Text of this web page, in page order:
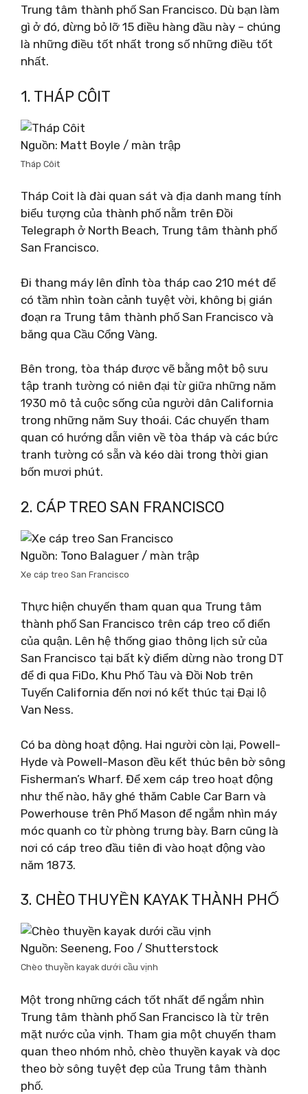
Trung tâm thành phố San Francisco. Dù bạn làm
gì ở đó, đừng bỏ lỡ 15 điều hàng đầu này – chúng
là những điều tốt nhất trong số những điều tốt
nhất.
1. THÁP CÔIT
Nguồn: Matt Boyle / màn trập
Tháp Côit
Tháp Coit là đài quan sát và địa danh mang tính
biểu tượng của thành phố nằm trên Đồi
Telegraph ở North Beach, Trung tâm thành phố
San Francisco.
Đi thang máy lên đỉnh tòa tháp cao 210 mét để
có tầm nhìn toàn cảnh tuyệt vời, không bị gián
đoạn ra Trung tâm thành phố San Francisco và
băng qua Cầu Cổng Vàng.
Bên trong, tòa tháp được vẽ bằng một bộ sưu
tập tranh tường có niên đại từ giữa những năm
1930 mô tả cuộc sống của người dân California
trong những năm Suy thoái. Các chuyến tham
quan có hướng dẫn viên về tòa tháp và các bức
tranh tường có sẵn và kéo dài trong thời gian
bốn mươi phút.
2. CÁP TREO SAN FRANCISCO
Nguồn: Tono Balaguer / màn trập
Xe cáp treo San Francisco
Thực hiện chuyến tham quan qua Trung tâm
thành phố San Francisco trên cáp treo cổ điển
của quận. Lên hệ thống giao thông lịch sử của
San Francisco tại bất kỳ điểm dừng nào trong DT
để đi qua FiDo, Khu Phố Tàu và Đồi Nob trên
Tuyến California đến nơi nó kết thúc tại Đại lộ
Van Ness.
Có ba dòng hoạt động. Hai người còn lại, Powell-
Hyde và Powell-Mason đều kết thúc bên bờ sông
Fisherman’s Wharf. Để xem cáp treo hoạt động
như thế nào, hãy ghé thăm Cable Car Barn và
Powerhouse trên Phố Mason để ngắm nhìn máy
móc quanh co từ phòng trưng bày. Barn cũng là
nơi có cáp treo đầu tiên đi vào hoạt động vào
năm 1873.
3. CHÈO THUYỀN KAYAK THÀNH PHỐ
Nguồn: Seeneng, Foo / Shutterstock
Chèo thuyền kayak dưới cầu vịnh
Một trong những cách tốt nhất để ngắm nhìn
Trung tâm thành phố San Francisco là từ trên
mặt nước của vịnh. Tham gia một chuyến tham
quan theo nhóm nhỏ, chèo thuyền kayak và dọc
theo bờ sông tuyệt đẹp của Trung tâm thành
phố.